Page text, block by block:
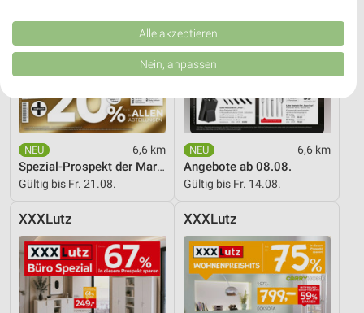
6,6 km
Spezial-Prospekt der Marken
Gültig bis Fr. 21.08.
6,6 km
Angebote ab 08.08.
Gültig bis Fr. 14.08.
XXXLutz XXXLutz
Kombinationen von Daten aus verschiedenen Quellen. Entwicklung und
Verbesserung der Angebote. Verwendung reduzierter Daten zur Auswahl
von Inhalten.
Daten können außerhalb der Europäischen Union weitergegeben und in die
Website/App.
Partnerliste anzeigen (1 IAB-Anbieter)
Wir nutzen Ihre Daten für folgende Zwecke:
IAB-Verarbeitungszwecke:
Speichern von oder Zugriff auf Informationen
Verwendung reduzierter Daten zur Auswahl von
Werbeanzeigen
Erstellung von Profilen für personalisierte
Werbung
Alle akzeptieren
Nein, anpassen